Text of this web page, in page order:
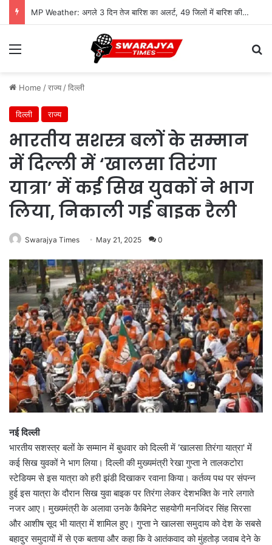
MP Weather: अगले 3 दिन तेज बारिश का अलर्ट, 49 जिलों में बारिश की कमी; सूखे जैसे हालात से राहत की उम्मीद
Menu
Home /राज्य /दिल्ली
दिल्ली राज्य
भारतीय सशस्त्र बलों के सम्मान
में दिल्ली में ‘खालसा तिरंगा
यात्रा’ में कई सिख युवकों ने भाग
लिया, निकाली गई बाइक रैली
Swarajya Times May 21, 2025 0
नई दिल्ली
भारतीय सशस्त्र बलों के सम्मान में बुधवार को दिल्ली में ‘खालसा तिरंगा यात्रा' में
कई सिख युवकों ने भाग लिया। दिल्ली की मुख्यमंत्री रेखा गुप्ता ने तालकटोरा
स्टेडियम से इस यात्रा को हरी झंडी दिखाकर रवाना किया। कर्तव्य पथ पर संपन्न
हुई इस यात्रा के दौरान सिख युवा बाइक पर तिरंगा लेकर देशभक्ति के नारे लगाते
नजर आए। मुख्यमंत्री के अलावा उनके कैबिनेट सहयोगी मनजिंदर सिंह सिरसा
और आशीष सूद भी यात्रा में शामिल हुए। गुप्ता ने खालसा समुदाय को देश के सबसे
बहादुर समुदायों में से एक बताया और कहा कि वे आतंकवाद को मुंहतोड़ जवाब देने के